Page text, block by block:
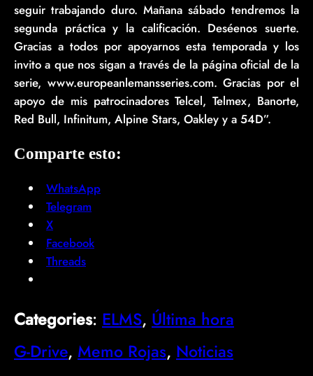
seguir trabajando duro. Mañana sábado tendremos la
segunda práctica y la calificación. Deséenos suerte.
Gracias a todos por apoyarnos esta temporada y los
invito a que nos sigan a través de la página oficial de la
serie, www.europeanlemansseries.com. Gracias por el
apoyo de mis patrocinadores Telcel, Telmex, Banorte,
Red Bull, Infinitum, Alpine Stars, Oakley y a 54D”.
Comparte esto:
WhatsApp
Telegram
X
Facebook
Threads
Categories: ELMS, Última hora
G-Drive, Memo Rojas, Noticias